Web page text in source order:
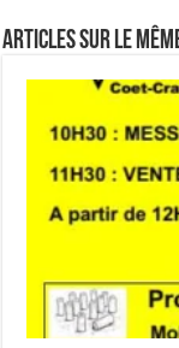
Articles sur le